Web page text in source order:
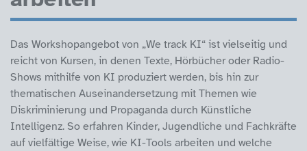
Das Workshopangebot von „We track KI“ ist vielseitig und
reicht von Kursen, in denen Texte, Hörbücher oder Radio-
Shows mithilfe von KI produziert werden, bis hin zur
thematischen Auseinandersetzung mit Themen wie
Diskriminierung und Propaganda durch Künstliche
Intelligenz. So erfahren Kinder, Jugendliche und Fachkräfte
auf vielfältige Weise, wie KI-Tools arbeiten und welche